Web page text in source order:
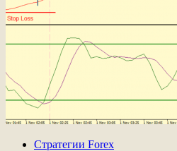
Стратегии Forex